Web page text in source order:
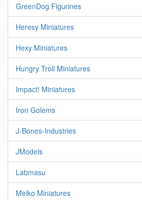
GreenDog Figurines
Heresy Miniatures
Hexy Miniatures
Hungry Troll Miniatures
Impact! Miniatures
Iron Golems
J-Bones-Industries
JModels
Labmasu
Meiko Miniatures